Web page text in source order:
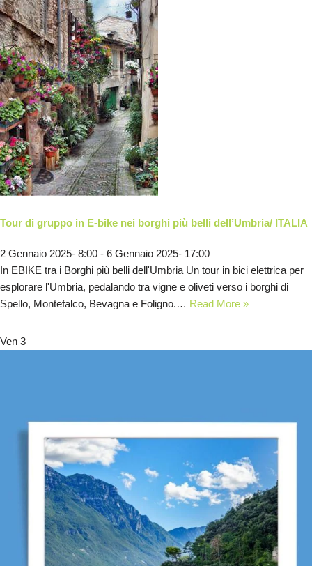
Tour di gruppo in E-bike nei borghi più belli dell’Umbria/ ITALIA
2 Gennaio 2025- 8:00 - 6 Gennaio 2025- 17:00
In EBIKE tra i Borghi più belli dell'Umbria Un tour in bici elettrica per
esplorare l'Umbria, pedalando tra vigne e oliveti verso i borghi di
Spello, Montefalco, Bevagna e Foligno.… Read More »
Ven 3